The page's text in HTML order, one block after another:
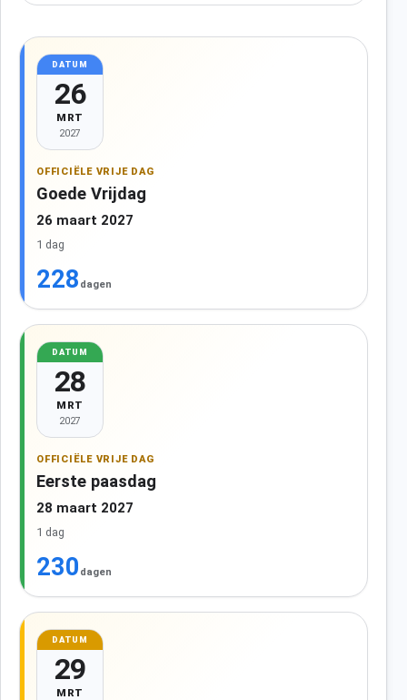
DATUM
26
MRT
2027
OFFICIËLE VRIJE DAG
Goede Vrijdag
26 maart 2027
1 dag
228 dagen
DATUM
28
MRT
2027
OFFICIËLE VRIJE DAG
Eerste paasdag
28 maart 2027
1 dag
230 dagen
DATUM
29
MRT